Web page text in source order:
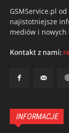
GSMService.pl
najistotniejsze
mediów i
Kontakt z nami:
INFORMACJE